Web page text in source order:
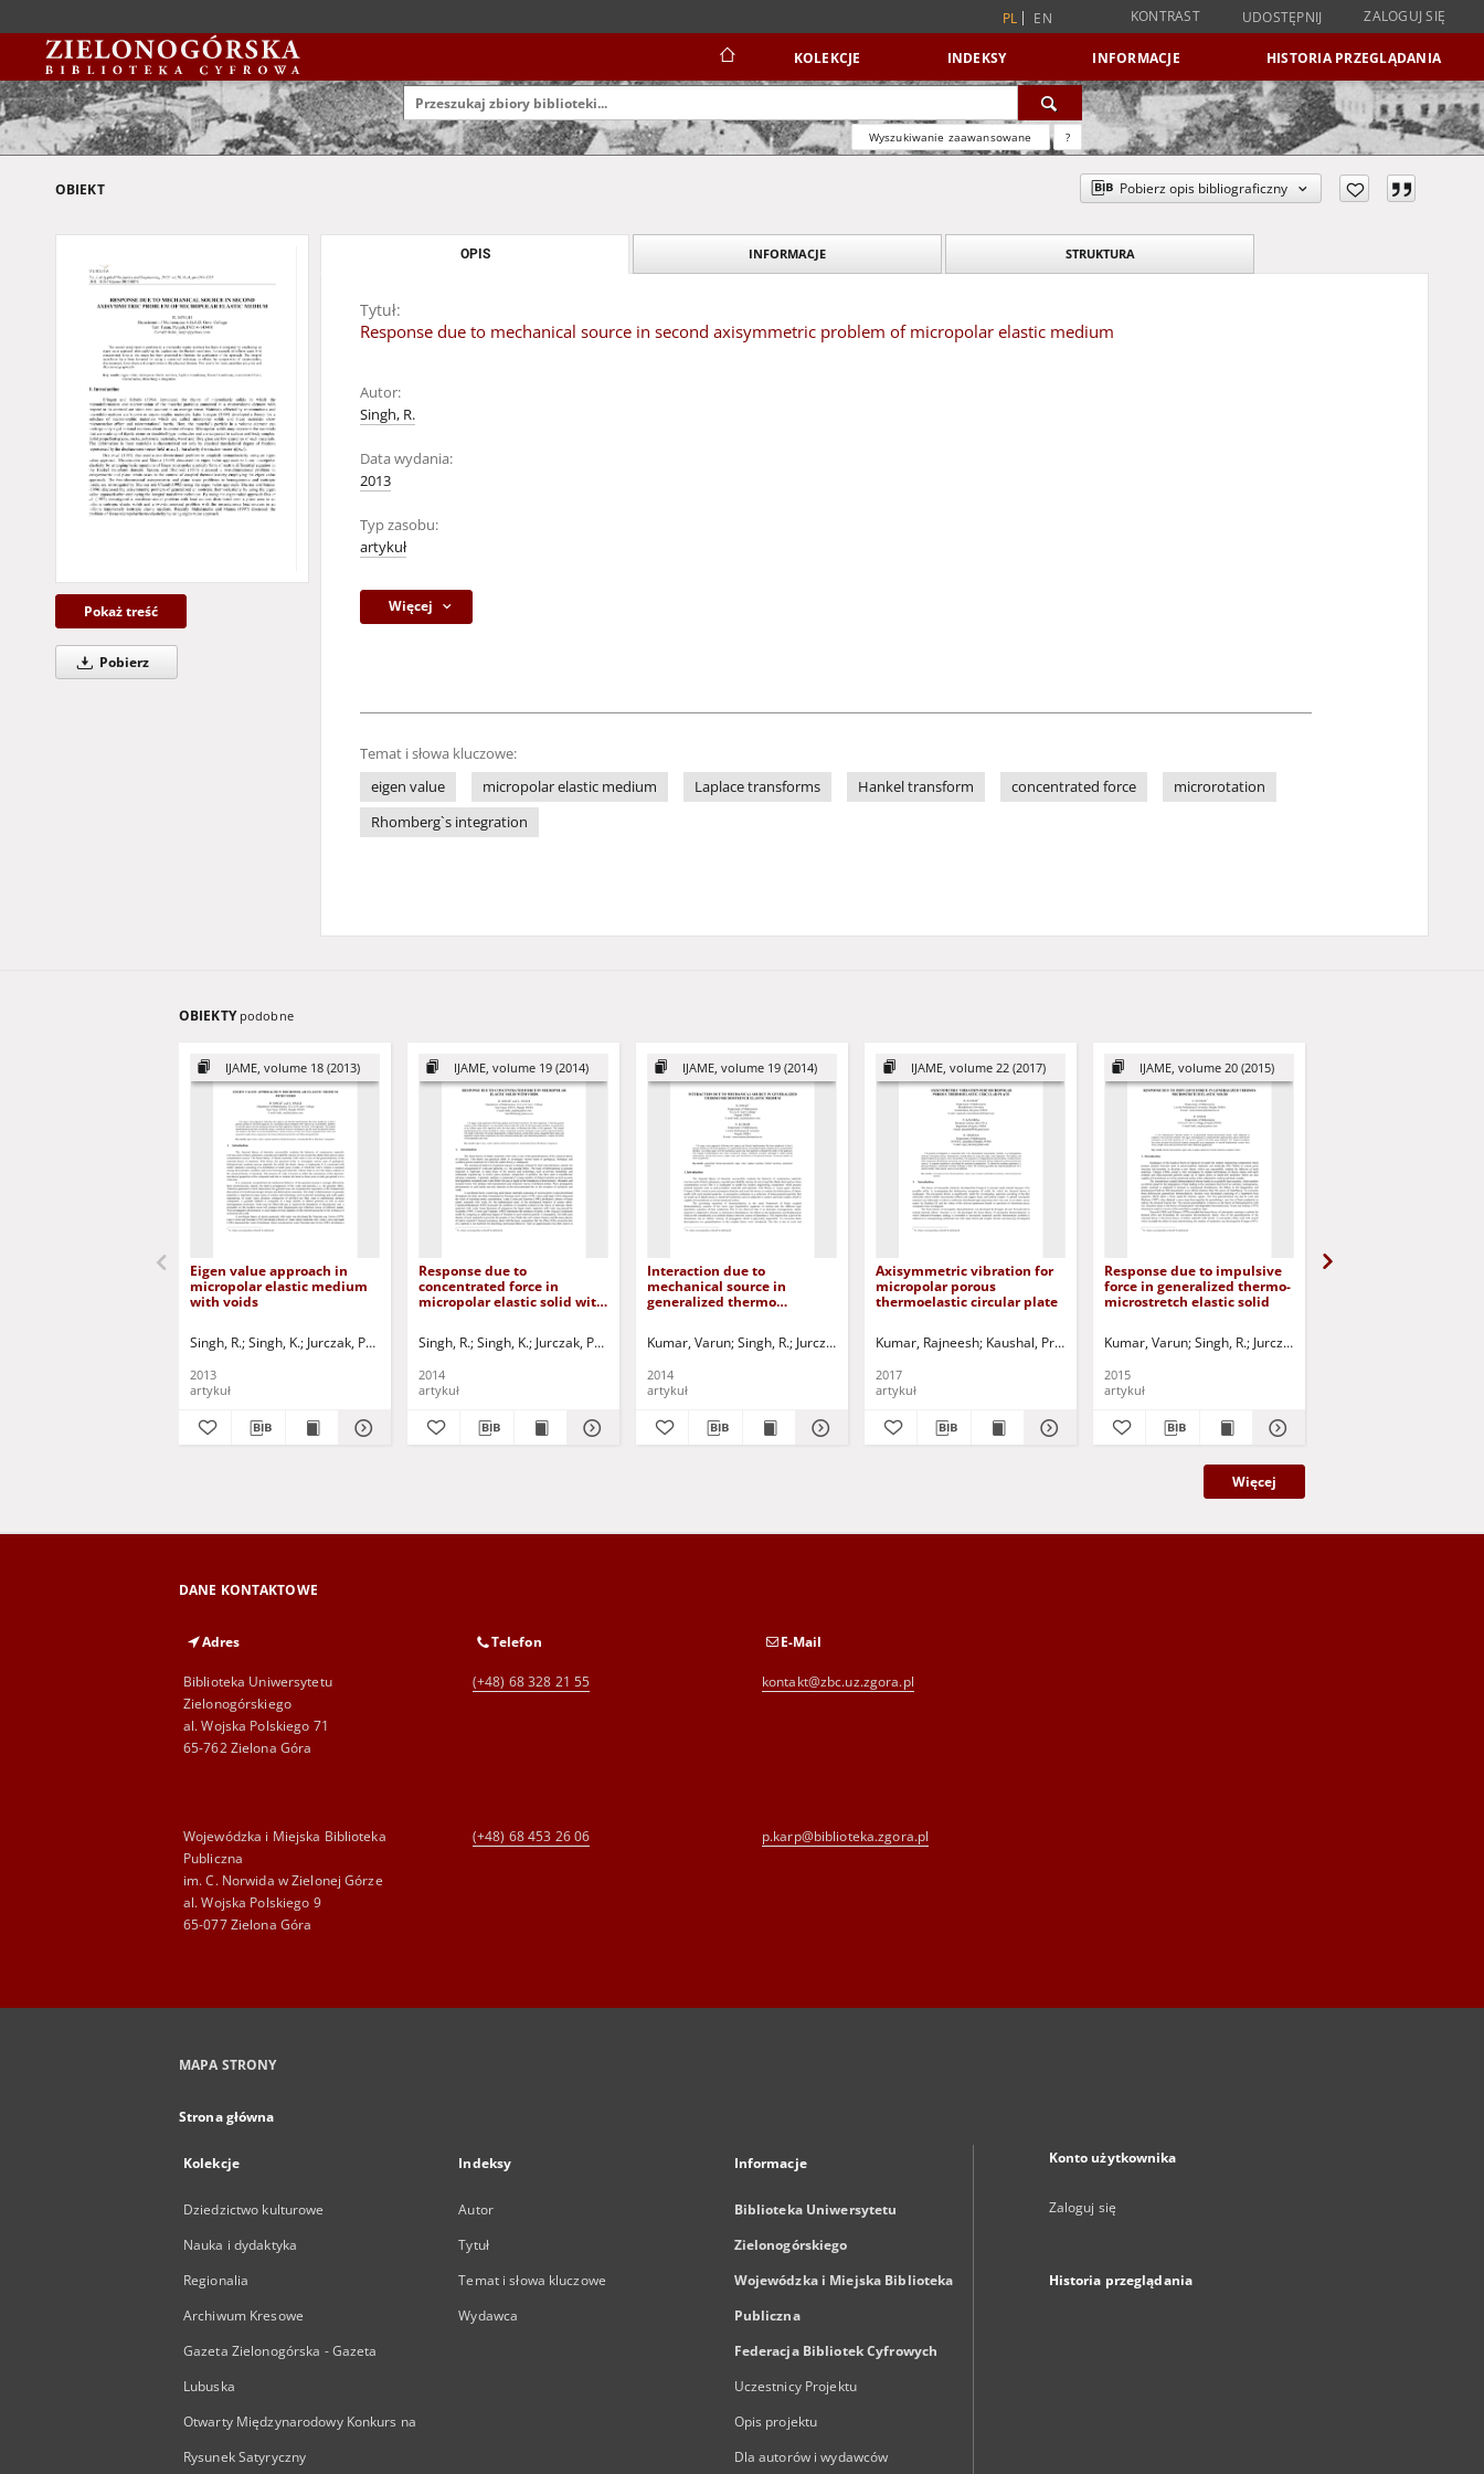
PL EN KONTRAST UDOSTĘPNIJ ZALOGUJ SIĘ
KOLEKCJE INDEKSY INFORMACJE HISTORIA PRZEGLĄDANIA
Wyszukiwanie zaawansowane ?
OBIEKT Pobierz opis bibliograficzny
Pokaż treść
Pobierz
OPIS INFORMACJE STRUKTURA
Tytuł:
Response due to mechanical source in second axisymmetric problem of micropolar elastic medium
Autor:
Singh, R.
Data wydania:
2013
Typ zasobu:
artykuł
Więcej
Temat i słowa kluczowe:
eigen value
micropolar elastic medium Laplace transforms Hankel transform concentrated force
microrotation
Rhomberg`s integration
OBIEKTY podobne
IJAME, volume 18 (2013)
Eigen value approach in
micropolar elastic medium
with voids
Singh, R. Singh, K. Jurczak, Paweł - red.
2013
artykuł
IJAME, volume 19 (2014)
Response due to
concentrated force in
micropolar elastic solid with
Singh, R. Singh, K. Jurczak, Paweł - red.
2014
artykuł
IJAME, volume 19 (2014)
Interaction due to
mechanical source in
generalized thermo
Kumar, Varun Singh, R. Jurczak, Paweł - red.
2014
artykuł
IJAME, volume 22 (2017)
Axisymmetric vibration for
micropolar porous
thermoelastic circular plate
Kumar, Rajneesh Kaushal, Priyanka Sharma, Ravinder Jurczak, Paweł - red.
2017
artykuł
IJAME, volume 20 (2015)
Response due to impulsive
force in generalized thermo-
microstretch elastic solid
Kumar, Varun Singh, R. Jurczak, Paweł - red.
2015
artykuł
Więcej
DANE KONTAKTOWE
Adres
Biblioteka Uniwersytetu
Zielonogórskiego
al. Wojska Polskiego 71
65-762 Zielona Góra
Telefon
(+48) 68 328 21 55
E-Mail
kontakt@zbc.uz.zgora.pl
Wojewódzka i Miejska Biblioteka
Publiczna
im. C. Norwida w Zielonej Górze
al. Wojska Polskiego 9
65-077 Zielona Góra
(+48) 68 453 26 06 p.karp@biblioteka.zgora.pl
MAPA STRONY
Strona główna
Kolekcje
Dziedzictwo kulturowe
Nauka i dydaktyka
Regionalia
Archiwum Kresowe
Gazeta Zielonogórska - Gazeta
Lubuska
Otwarty Międzynarodowy Konkurs na
Rysunek Satyryczny
Indeksy
Autor
Tytuł
Temat i słowa kluczowe
Wydawca
Informacje
Biblioteka Uniwersytetu
Zielonogórskiego
Wojewódzka i Miejska Biblioteka
Publiczna
Federacja Bibliotek Cyfrowych
Uczestnicy Projektu
Opis projektu
Dla autorów i wydawców
Konto użytkownika
Zaloguj się
Historia przeglądania